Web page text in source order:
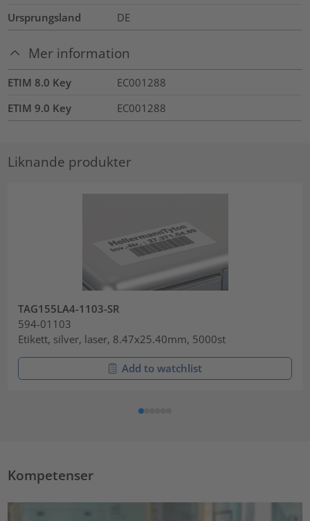
Ursprungsland
DE
Mer information
ETIM 8.0 Key
EC001288
ETIM 9.0 Key
EC001288
Liknande produkter
TAG155LA4-1103-SR
594-01103
Etikett, silver, laser, 8.47x25.40mm, 5000st
Add to watchlist
Kompetenser